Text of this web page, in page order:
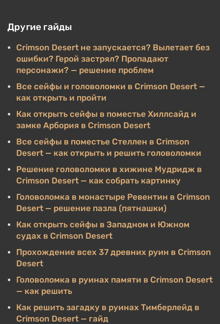
Другие гайды
Crimson Desert не запускается? Вылетает без
ошибки? Герой застрял? Пропадают
персонажи? — решение проблем
Все сейфы и головоломки в Crimson Desert —
как открыть и пройти
Как открыть сейфы в поместье Хиллсайд и
замке Арбория в Crimson Desert
Все сейфы в поместье Стеллен в Crimson
Desert — как открыть и решить головоломки
Решение головоломки в хижине Мудридж в
Crimson Desert — как собрать картинку
Головоломка в монастыре Ревентин в Crimson
Desert — решение пазла (пятнашки)
Как открыть сейфы в Западном и Южном
судах в Crimson Desert
Прохождение всех 37 древних руин в Crimson
Desert
Головоломка в руинах памяти в Crimson Desert
— как решить
Как решить загадку в руинах Тимберлейд в
Crimson Desert — гайд